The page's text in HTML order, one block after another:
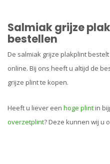
Salmiak grijze
bestellen
De salmiak grijze plakplint
online. Bij ons heeft u altijd de
grijze plint te kopen.
Heeft u liever een hoge plintin
overzetplint? Deze kunnen wij u